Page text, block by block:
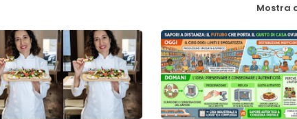
Mostra